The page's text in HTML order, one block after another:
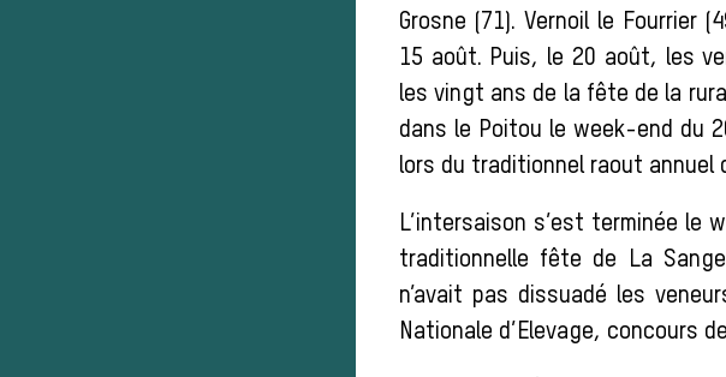
Grosne (71). Vernoil le Fourrier
15 août. Puis, le 20 août, les
les vingt ans de la fête de la
dans le Poitou le week-end du
lors du traditionnel raout annuel
L’intersaison s’est terminée le
traditionnelle fête de La Sange
n’avait pas dissuadé les
Nationale d’Elevage, concours